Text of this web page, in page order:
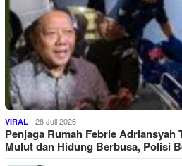
VIRAL 28 Juli 2026
Penjaga Rumah Febrie Adriansyah
Mulut dan Hidung Berbusa, Polisi